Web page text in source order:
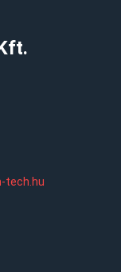
tech.hu